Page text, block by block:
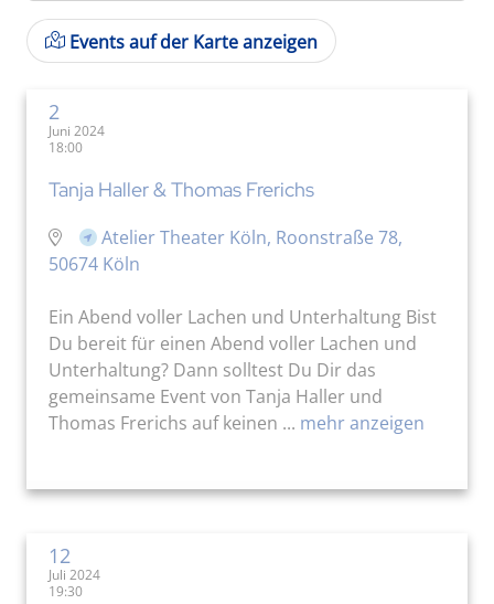
Events auf der Karte anzeigen
2
Juni 2024
18:00
Tanja Haller & Thomas Frerichs
Atelier Theater Köln, Roonstraße 78,
50674 Köln
Ein Abend voller Lachen und Unterhaltung Bist
Du bereit für einen Abend voller Lachen und
Unterhaltung? Dann solltest Du Dir das
gemeinsame Event von Tanja Haller und
Thomas Frerichs auf keinen ... mehr anzeigen
12
Juli 2024
19:30